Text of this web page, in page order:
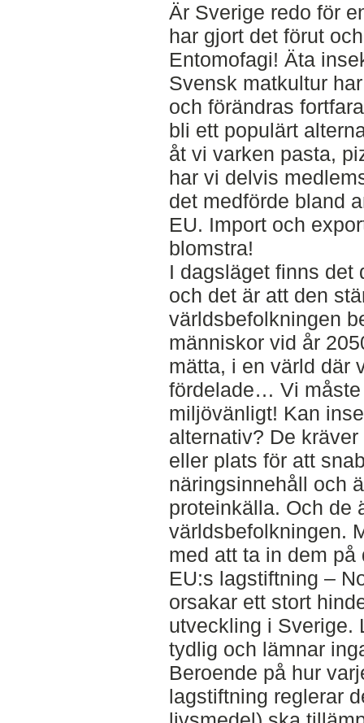
Är Sverige redo för
har gjort det förut
Entomofagi! Äta
Svensk matkultur
och förändras
bli ett populärt
åt vi varken pasta,
har vi delvis
det medförde bland
EU. Import och
blomstra!
I dagsläget finns det
och det är att den
världsbefolkningen
människor vid år
mätta, i en värld där
fördelade… Vi
miljövänligt! Kan
alternativ? De
eller plats för att
näringsinnehåll och
proteinkälla. Och de
världsbefolkningen.
med att ta in dem
EU:s lagstiftning –
orsakar ett stort
utveckling i Sverige.
tydlig och lämnar
Beroende på hur
lagstiftning reglerar